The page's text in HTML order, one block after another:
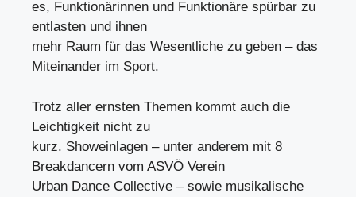
es, Funktionärinnen und Funktionäre spürbar zu
entlasten und ihnen
mehr Raum für das Wesentliche zu geben – das
Miteinander im Sport.
Trotz aller ernsten Themen kommt auch die
Leichtigkeit nicht zu
kurz. Showeinlagen – unter anderem mit 8
Breakdancern vom ASVÖ Verein
Urban Dance Collective – sowie musikalische